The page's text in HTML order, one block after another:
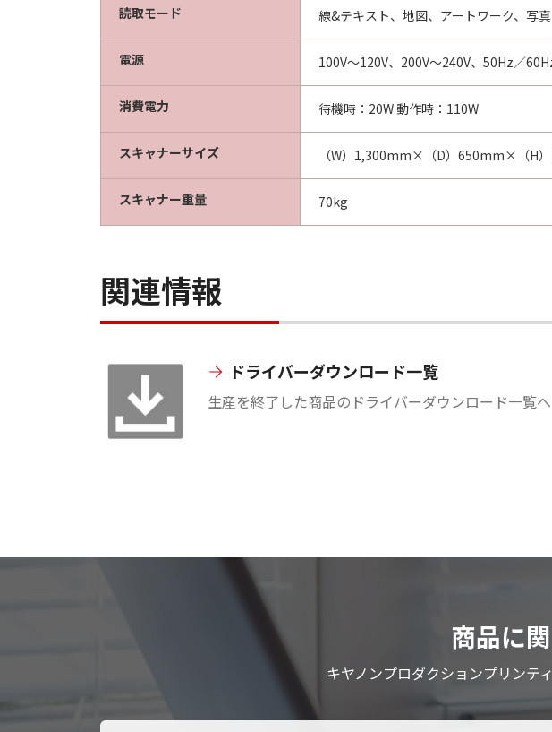
読取モード 線&テキスト、地図、アートワーク、写
電源 100V～120V、200V～240V、50Hz／
消費電力 待機時：20W 動作時：110W
スキャナーサイズ （W）1,300mm×（D）650mm×（H
スキャナー重量 70kg
関連情報
ドライバーダウンロード一覧
生産を終了した商品のドライバーダウンロード一覧へ
商品に
キヤノンプロダクションプリンテ